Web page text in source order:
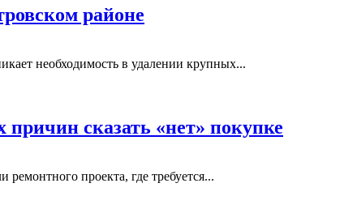
районе
необходимость в удалении крупных...
причин сказать «нет» покупке
проекта, где требуется...